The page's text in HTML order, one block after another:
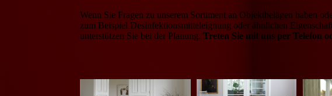
Wenn Sie Fragen zu unserem Sortiment an Objektbelägen haben
zum Beispiel Desinfektionsmitteleignung oder ähnlichen
unterstützen Sie bei der Planung. Treten Sie mit uns per Telefon